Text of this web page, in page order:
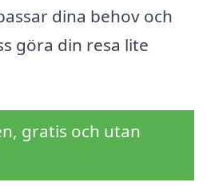
dina behov och
göra din resa lite
gratis och utan